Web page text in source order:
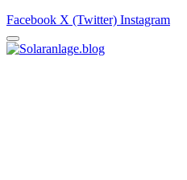
Facebook X (Twitter) Instagram